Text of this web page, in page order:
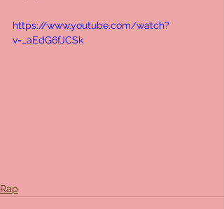
https://www.youtube.com/watch?
v=_aEdG6fJCSk
Rap